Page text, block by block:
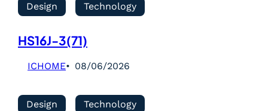
Design Technology
HS16J-3(71)
ICHOME 08/06/2026
Design Technology